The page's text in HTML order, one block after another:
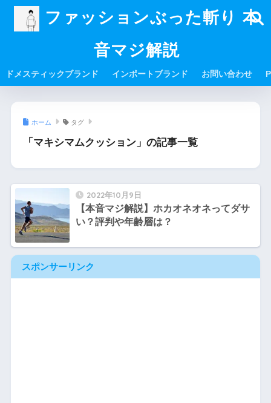
ファッションぶった斬り 本
音マジ解説
ドメスティックブランド インポートブランド お問い合わせ
ホーム タグ
「マキシマムクッション」の記事一覧
2022年10月9日
【本音マジ解説】ホカオネオネってダサ
い？評判や年齢層は？
スポンサーリンク